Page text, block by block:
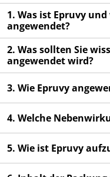
werden, denn sie
Heben Sie die
möchten Sie
Wenn Sie weitere
an Ihren Arzt.
Wenn Sie
Packungsbeilage
4.
1. Was ist Epruvy
angewendet?
2. Was sollten Sie
angewendet wird?
3. Wie Epruvy
4. Welche
5. Wie ist Epruvy